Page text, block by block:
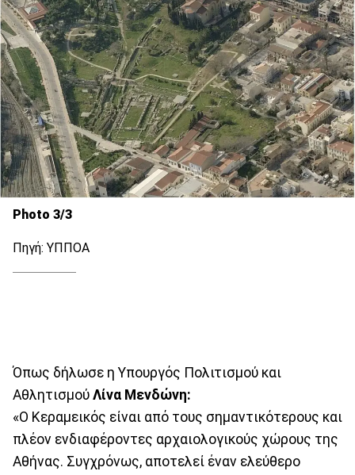
Photo 3/3
Πηγή: ΥΠΠΟΑ
Όπως δήλωσε η Υπουργός Πολιτισμού και
Αθλητισμού Λίνα Μενδώνη:
«Ο Κεραμεικός είναι από τους σημαντικότερους και
πλέον ενδιαφέροντες αρχαιολογικούς χώρους της
Αθήνας. Συγχρόνως, αποτελεί έναν ελεύθερο